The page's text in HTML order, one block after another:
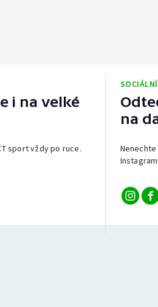
i na velké
sport vždy po ruce.
na